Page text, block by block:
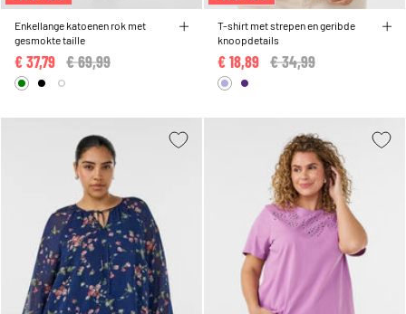
Enkellange katoenen rok met
gesmokte taille
Price reduced from
€ 69,99
€ 37,79
T-shirt met strepen en geribde
knoopdetails
Price reduced from
€ 34,99
€ 18,89